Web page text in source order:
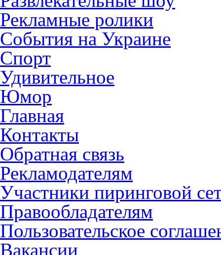
Рекламные ролики
События на Украине
Спорт
Удивительное
Юмор
Главная
Контакты
Обратная связь
Рекламодателям
Участники пиринговой
Правообладателям
Пользовательское
Вакансии